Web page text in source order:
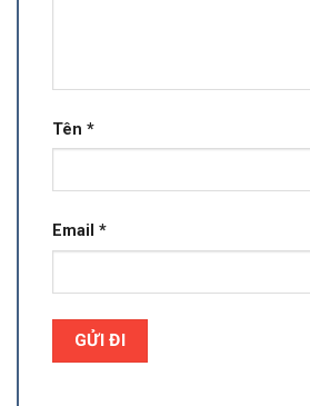
Tên *
Email *